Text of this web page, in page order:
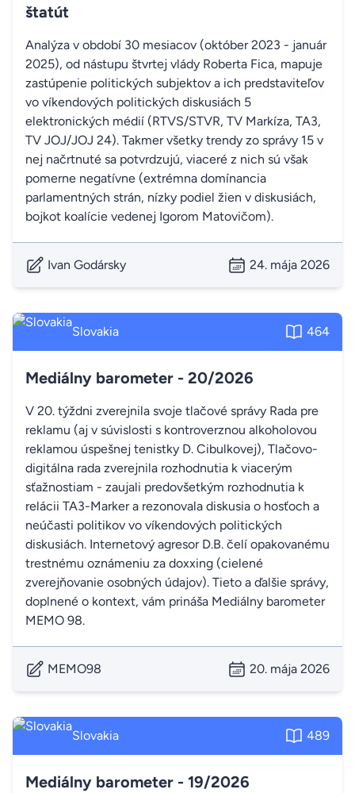
štatút
Analýza v období 30 mesiacov (október 2023 - január
2025), od nástupu štvrtej vlády Roberta Fica, mapuje
zastúpenie politických subjektov a ich predstaviteľov
vo víkendových politických diskusiách 5
elektronických médií (RTVS/STVR, TV Markíza, TA3,
TV JOJ/JOJ 24). Takmer všetky trendy zo správy 15 v
nej načrtnuté sa potvrdzujú, viaceré z nich sú však
pomerne negatívne (extrémna domínancia
parlamentných strán, nízky podiel žien v diskusiách,
bojkot koalície vedenej Igorom Matovičom).
Ivan Godársky 24. mája 2026
Slovakia 464
Mediálny barometer - 20/2026
V 20. týždni zverejnila svoje tlačové správy Rada pre
reklamu (aj v súvislosti s kontroverznou alkoholovou
reklamou úspešnej tenistky D. Cibulkovej), Tlačovo-
digitálna rada zverejnila rozhodnutia k viacerým
sťažnostiam - zaujali predovšetkým rozhodnutia k
relácii TA3-Marker a rezonovala diskusia o hosťoch a
neúčasti politikov vo víkendových politických
diskusiách. Internetový agresor D.B. čelí opakovanému
trestnému oznámeniu za doxxing (cielené
zverejňovanie osobných údajov). Tieto a ďalšie správy,
doplnené o kontext, vám prináša Mediálny barometer
MEMO 98.
MEMO98 20. mája 2026
Slovakia 489
Mediálny barometer - 19/2026